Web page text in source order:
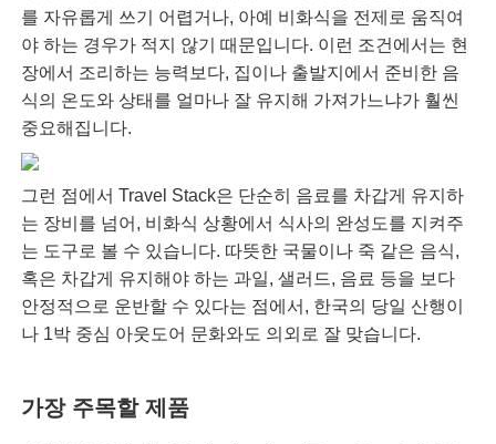
를 자유롭게 쓰기 어렵거나, 아예 비화식을 전제로 움직여
야 하는 경우가 적지 않기 때문입니다. 이런 조건에서는 현
장에서 조리하는 능력보다, 집이나 출발지에서 준비한 음
식의 온도와 상태를 얼마나 잘 유지해 가져가느냐가 훨씬
중요해집니다.
그런 점에서 Travel Stack은 단순히 음료를 차갑게 유지하
는 장비를 넘어, 비화식 상황에서 식사의 완성도를 지켜주
는 도구로 볼 수 있습니다. 따뜻한 국물이나 죽 같은 음식,
혹은 차갑게 유지해야 하는 과일, 샐러드, 음료 등을 보다
안정적으로 운반할 수 있다는 점에서, 한국의 당일 산행이
나 1박 중심 아웃도어 문화와도 의외로 잘 맞습니다.
가장 주목할 제품